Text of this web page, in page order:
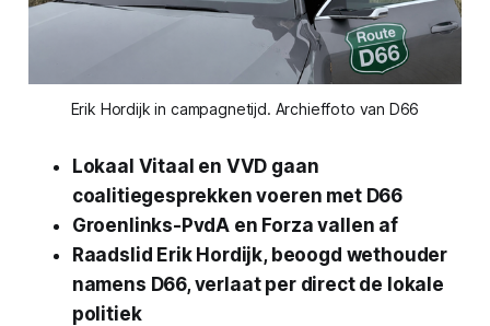
Erik Hordijk in campagnetijd. Archieffoto van D66
Lokaal Vitaal en VVD gaan
coalitiegesprekken voeren met D66
Groenlinks-PvdA en Forza vallen af
Raadslid Erik Hordijk, beoogd wethouder
namens D66, verlaat per direct de lokale
politiek